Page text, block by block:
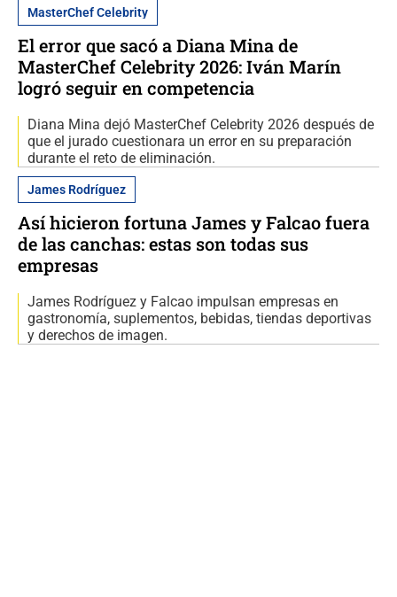
MasterChef Celebrity
El error que sacó a Diana Mina de
MasterChef Celebrity 2026: Iván Marín
logró seguir en competencia
Diana Mina dejó MasterChef Celebrity 2026 después de
que el jurado cuestionara un error en su preparación
durante el reto de eliminación.
James Rodríguez
Así hicieron fortuna James y Falcao fuera
de las canchas: estas son todas sus
empresas
James Rodríguez y Falcao impulsan empresas en
gastronomía, suplementos, bebidas, tiendas deportivas
y derechos de imagen.